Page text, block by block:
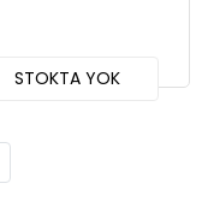
STOKTA YOK